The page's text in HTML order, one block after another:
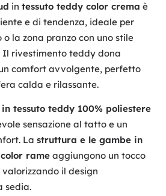
in tessuto teddy color crema è
e di tendenza, ideale per
la zona pranzo con uno stile
rivestimento teddy dona
comfort avvolgente, perfetto
calda e rilassante.
tessuto teddy 100% poliestere
sensazione al tatto e un
La struttura e le gambe in
rame aggiungono un tocco
il design
sedia.